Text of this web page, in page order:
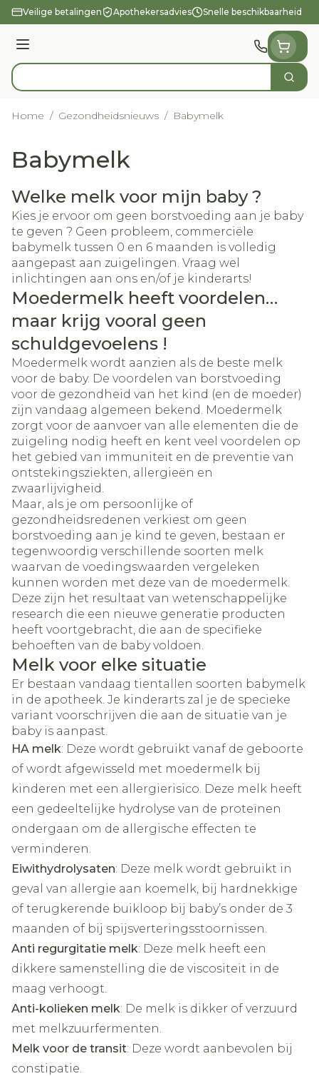
Ga naar de inhoud
Veilige betalingen Apothekersadvies Snelle beschikbaarheid
Menu
Product, merk, categorie... Zoek
Home / Gezondheidsnieuws / Babymelk
Babymelk
Welke melk voor mijn baby ?
Kies je ervoor om geen borstvoeding aan je baby
te geven ? Geen probleem, commerciële
babymelk tussen 0 en 6 maanden is volledig
aangepast aan zuigelingen. Vraag wel
inlichtingen aan ons en/of je kinderarts!
Moedermelk heeft voordelen…
maar krijg vooral geen
schuldgevoelens !
Moedermelk wordt aanzien als de beste melk
voor de baby. De voordelen van borstvoeding
voor de gezondheid van het kind (en de moeder)
zijn vandaag algemeen bekend. Moedermelk
zorgt voor de aanvoer van alle elementen die de
zuigeling nodig heeft en kent veel voordelen op
het gebied van immuniteit en de preventie van
ontstekingsziekten, allergieën en
zwaarlijvigheid.
Maar, als je om persoonlijke of
gezondheidsredenen verkiest om geen
borstvoeding aan je kind te geven, bestaan er
tegenwoordig verschillende soorten melk
waarvan de voedingswaarden vergeleken
kunnen worden met deze van de moedermelk.
Deze zijn het resultaat van wetenschappelijke
research die een nieuwe generatie producten
heeft voortgebracht, die aan de specifieke
behoeften van de baby voldoen.
Melk voor elke situatie
Er bestaan vandaag tientallen soorten babymelk
in de apotheek. Je kinderarts zal je de specieke
variant voorschrijven die aan de situatie van je
baby is aanpast.
HA melk: Deze wordt gebruikt vanaf de geboorte
of wordt afgewisseld met moedermelk bij
kinderen met een allergierisico. Deze melk heeft
een gedeeltelijke hydrolyse van de proteïnen
ondergaan om de allergische effecten te
verminderen.
Eiwithydrolysaten: Deze melk wordt gebruikt in
geval van allergie aan koemelk, bij hardnekkige
of terugkerende buikloop bij baby’s onder de 3
maanden of bij spijsverteringsstoornissen.
Anti regurgitatie melk: Deze melk heeft een
dikkere samenstelling die de viscositeit in de
maag verhoogt.
Anti-kolieken melk: De melk is dikker of verzuurd
met melkzuurfermenten.
Melk voor de transit: Deze wordt aanbevolen bij
constipatie.